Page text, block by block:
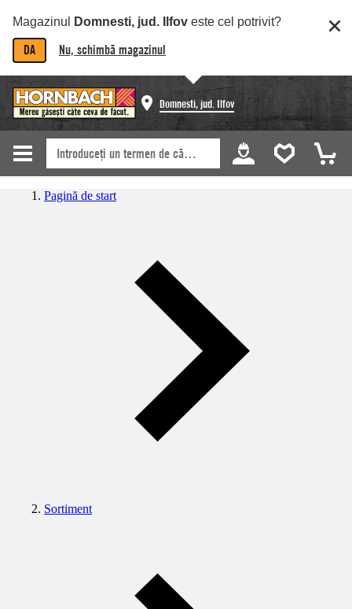
Magazinul Domnesti, jud. Ilfov este cel potrivit?
DA Nu, schimbă magazinul
Domnesti, jud. Ilfov
Pagină de start
Sortiment